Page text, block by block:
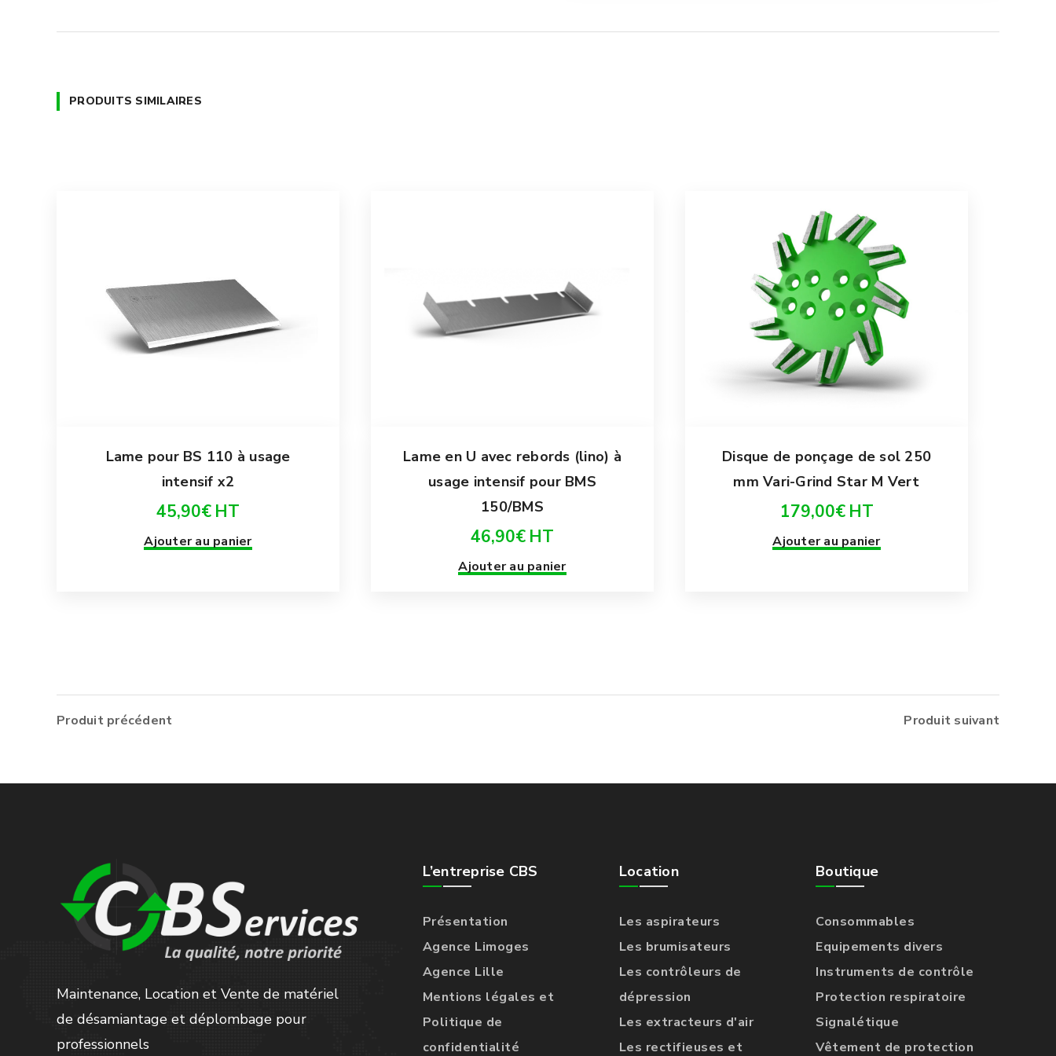
PRODUITS SIMILAIRES
Lame pour BS 110 à usage
intensif x2
45,90€ HT
Ajouter au panier
Lame en U avec rebords (lino) à
usage intensif pour BMS
150/BMS
46,90€ HT
Ajouter au panier
Disque de ponçage de sol 250
mm Vari-Grind Star M Vert
179,00€ HT
Ajouter au panier
Produit précédent Produit suivant
Maintenance, Location et Vente de matériel
de désamiantage et déplombage pour
professionnels
L’entreprise CBS
Présentation
Agence Limoges
Agence Lille
Mentions légales et
Politique de
confidentialité
Location
Les aspirateurs
Les brumisateurs
Les contrôleurs de
dépression
Les extracteurs d'air
Les rectifieuses et
Boutique
Consommables
Equipements divers
Instruments de contrôle
Protection respiratoire
Signalétique
Vêtement de protection